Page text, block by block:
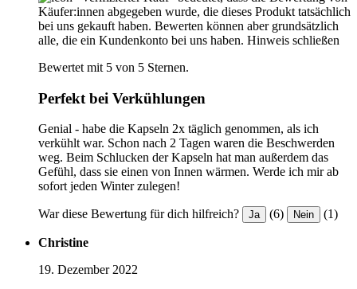
Käufer:innen abgegeben wurde, die dieses Produkt tatsächlich
bei uns gekauft haben. Bewerten können aber grundsätzlich
alle, die ein Kundenkonto bei uns haben. Hinweis schließen
Bewertet mit 5 von 5 Sternen.
Perfekt bei Verkühlungen
Genial - habe die Kapseln 2x täglich genommen, als ich
verkühlt war. Schon nach 2 Tagen waren die Beschwerden
weg. Beim Schlucken der Kapseln hat man außerdem das
Gefühl, dass sie einen von Innen wärmen. Werde ich mir ab
sofort jeden Winter zulegen!
War diese Bewertung für dich hilfreich? Ja (6) Nein (1)
Christine
19. Dezember 2022